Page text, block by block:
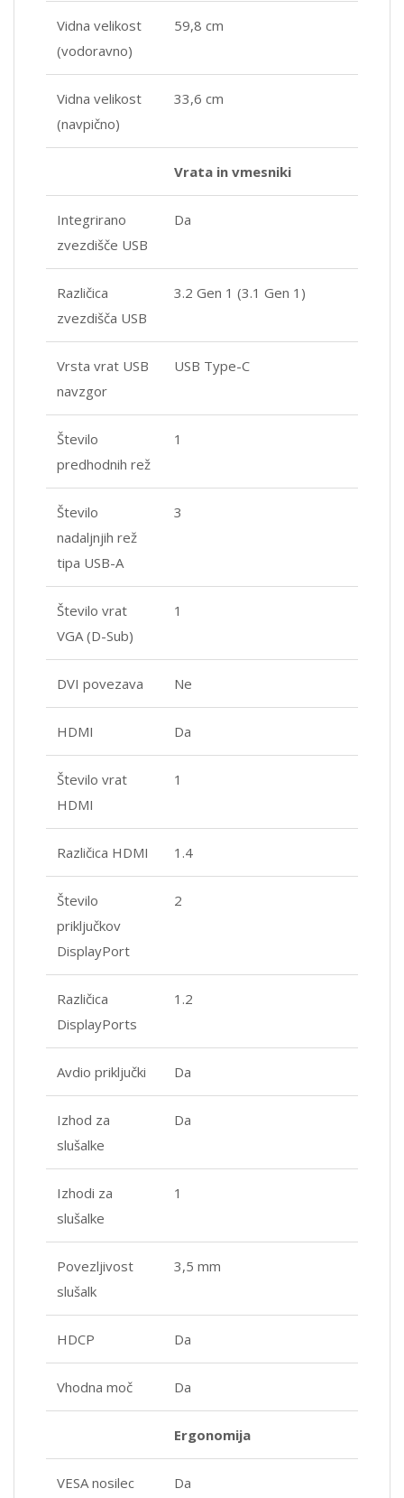
Vidna velikost
(vodoravno)
59,8 cm
Vidna velikost
(navpično)
33,6 cm
Vrata in vmesniki
Integrirano
zvezdišče USB
Da
Različica
zvezdišča USB
3.2 Gen 1 (3.1 Gen 1)
Vrsta vrat USB
navzgor
USB Type-C
Število
predhodnih rež
1
Število
nadaljnjih rež
tipa USB-A
3
Število vrat
VGA (D-Sub)
1
DVI povezava Ne
HDMI Da
Število vrat
HDMI
1
Različica HDMI 1.4
Število
priključkov
DisplayPort
2
Različica
DisplayPorts
1.2
Avdio priključki Da
Izhod za
slušalke
Da
Izhodi za
slušalke
1
Povezljivost
slušalk
3,5 mm
HDCP Da
Vhodna moč Da
Ergonomija
VESA nosilec Da